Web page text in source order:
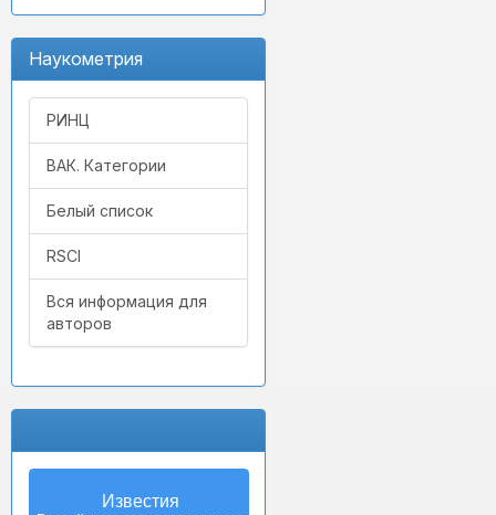
Наукометрия
РИНЦ
ВАК. Категории
Белый список
RSCI
Вся информация для
авторов
Известия